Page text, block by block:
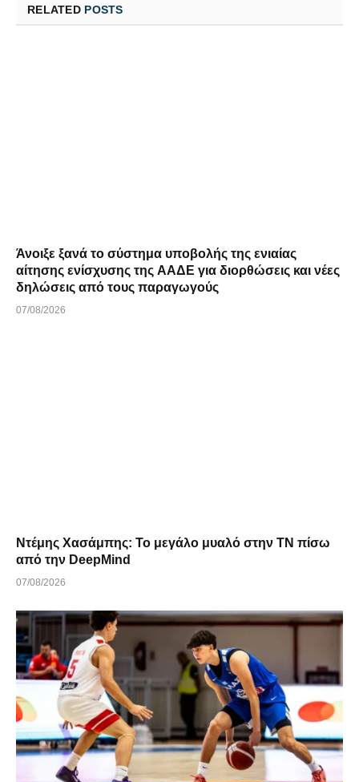
RELATED POSTS
Άνοιξε ξανά το σύστημα υποβολής της ενιαίας
αίτησης ενίσχυσης της ΑΑΔΕ για διορθώσεις και νέες
δηλώσεις από τους παραγωγούς
07/08/2026
Ντέμης Χασάμπης: Το μεγάλο μυαλό στην ΤΝ πίσω
από την DeepMind
07/08/2026